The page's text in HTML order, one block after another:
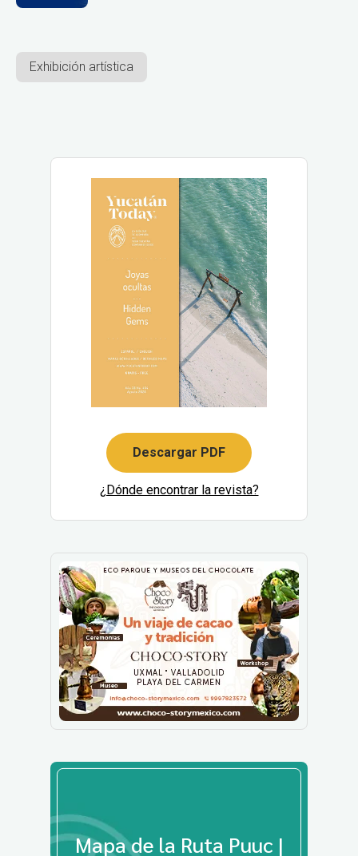
Exhibición artística
Descargar PDF
¿Dónde encontrar la revista?
Mapa de la Ruta Puuc |